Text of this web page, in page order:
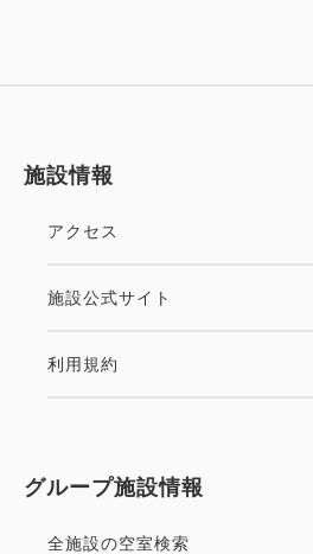
施設情報
アクセス
施設公式サイト
利用規約
グループ施設情報
全施設の空室検索